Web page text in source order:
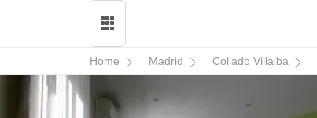
Home Madrid Collado Villalba